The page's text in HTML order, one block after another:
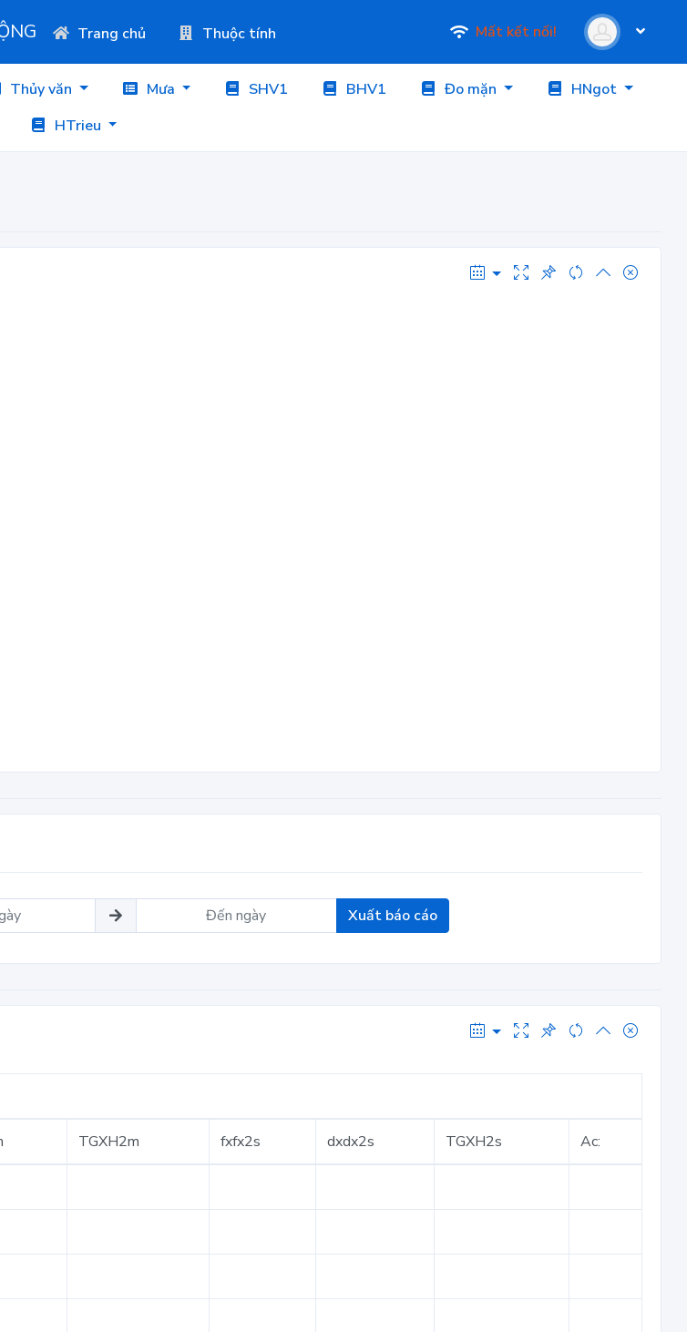
Trang chủ Thuộc tính Mất kết nối!
Thủy văn Mưa SHV1 BHV1 Đo mặn
HNgot
HTrieu
Xuất báo cáo
TGXH2m fxfx2s dxdx2s TGXH2s Ac: